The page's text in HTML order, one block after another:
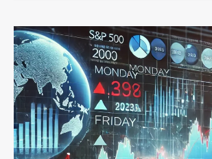
Qual
è
il
giorno
migliore
per
comprare
azioni?